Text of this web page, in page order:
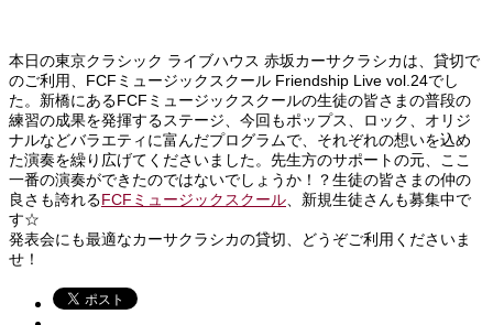
本日の東京クラシック ライブハウス 赤坂カーサクラシカは、貸切で
のご利用、FCFミュージックスクール Friendship Live vol.24でし
た。新橋にあるFCFミュージックスクールの生徒の皆さまの普段の
練習の成果を発揮するステージ、今回もポップス、ロック、オリジ
ナルなどバラエティに富んだプログラムで、それぞれの想いを込め
た演奏を繰り広げてくださいました。先生方のサポートの元、ここ
一番の演奏ができたのではないでしょうか！？生徒の皆さまの仲の
良さも誇れるFCFミュージックスクール 、新規生徒さんも募集中で
す☆
発表会にも最適なカーサクラシカの貸切、どうぞご利用くださいま
せ！